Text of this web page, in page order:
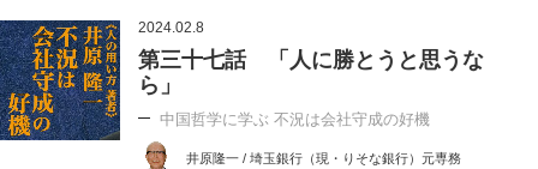
2024.02.8
第三十七話 「人に勝とうと思うな
ら」
中国哲学に学ぶ 不況は会社守成の好機
井原隆一 / 埼玉銀行（現・りそな銀行）元専務